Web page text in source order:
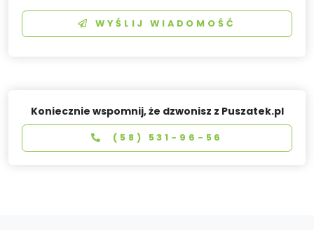
WYŚLIJ WIADOMOŚĆ
Koniecznie wspomnij, że dzwonisz z Puszatek.pl
(58) 531-96-56